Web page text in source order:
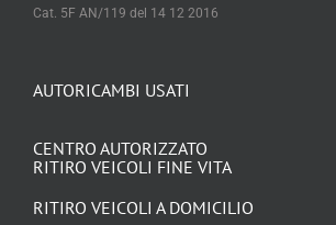
AUTORICAMBI USATI
CENTRO AUTORIZZATO
RITIRO VEICOLI FINE VITA
RITIRO VEICOLI A DOMICILIO
Cat. 5F AN/119 del 14 12 2016